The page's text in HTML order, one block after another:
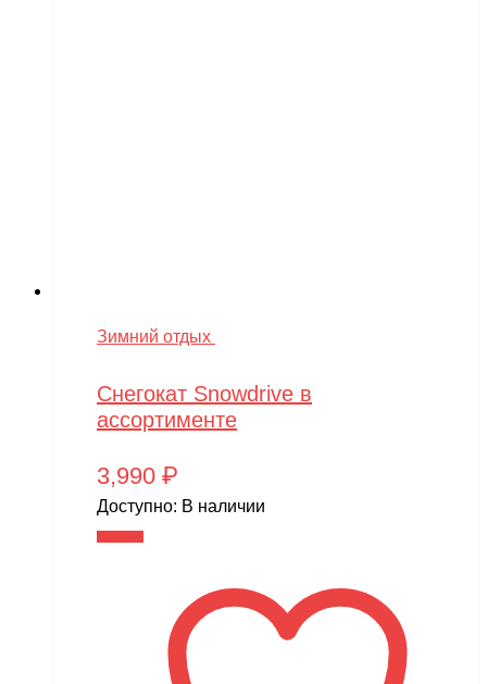
Зимний отдых
Снегокат Snowdrive в
ассортименте
3,990 ₽
Доступно: В наличии